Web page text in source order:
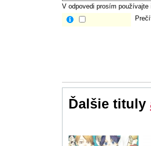
V odpovedi prosím
Ďalšie tituly